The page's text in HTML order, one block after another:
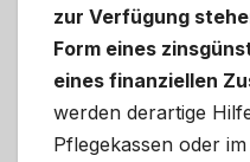
zur Verfügung
Form eines
eines finanziellen
werden derartige
Pflegekassen oder